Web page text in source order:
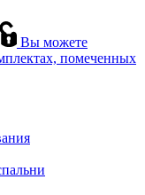
Вы можете
помеченных